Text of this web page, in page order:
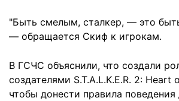
"Быть смелым, сталкер, — это
— обращается Скиф к игрокам.
В ГСЧС объяснили, что создали
создателями S.T.A.L.K.E.R. 2: Heart
чтобы донести правила